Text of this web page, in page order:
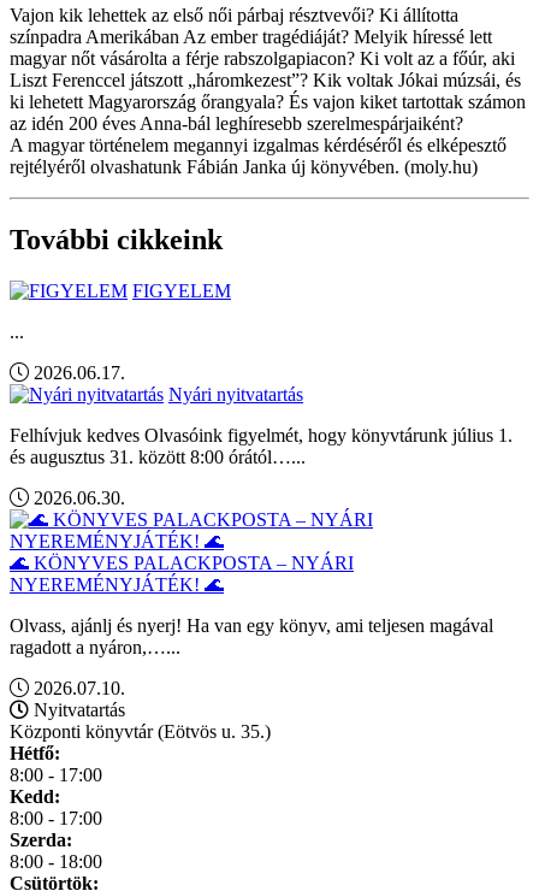
Vajon kik lehettek az első női párbaj résztvevői? Ki állította
színpadra Amerikában Az ember tragédiáját? Melyik híressé lett
magyar nőt vásárolta a férje rabszolgapiacon? Ki volt az a főúr, aki
Liszt Ferenccel játszott „háromkezest”? Kik voltak Jókai múzsái, és
ki lehetett Magyarország őrangyala? És vajon kiket tartottak számon
az idén 200 éves Anna-bál leghíresebb szerelmespárjaiként?
A magyar történelem megannyi izgalmas kérdéséről és elképesztő
rejtélyéről olvashatunk Fábián Janka új könyvében. (moly.hu)
További cikkeink
FIGYELEM
...
2026.06.17.
Nyári nyitvatartás
Felhívjuk kedves Olvasóink figyelmét, hogy könyvtárunk július 1.
és augusztus 31. között 8:00 órától…...
2026.06.30.
🌊 KÖNYVES PALACKPOSTA – NYÁRI
NYEREMÉNYJÁTÉK! 🌊
Olvass, ajánlj és nyerj! Ha van egy könyv, ami teljesen magával
ragadott a nyáron,…...
2026.07.10.
Nyitvatartás
Központi könyvtár (Eötvös u. 35.)
Hétfő:
8:00 - 17:00
Kedd:
8:00 - 17:00
Szerda:
8:00 - 18:00
Csütörtök: